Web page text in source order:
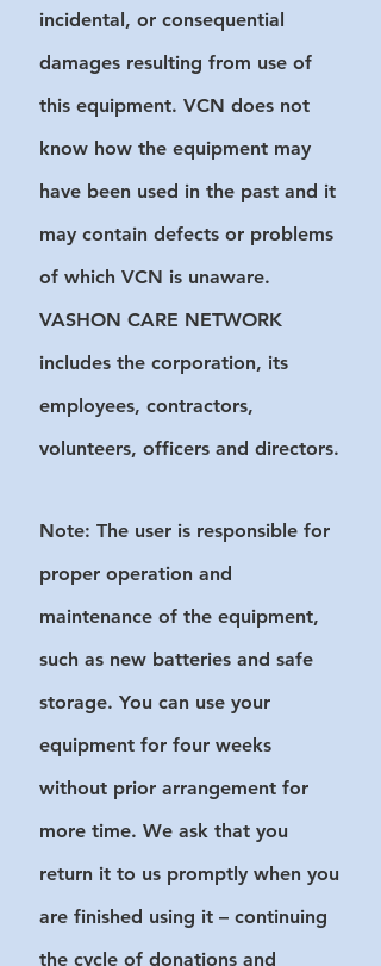
incidental, or consequential
damages resulting from use of
this equipment. VCN does not
know how the equipment may
have been used in the past and it
may contain defects or problems
of which VCN is unaware.
VASHON CARE NETWORK
includes the corporation, its
employees, contractors,
volunteers, officers and directors.
Note: The user is responsible for
proper operation and
maintenance of the equipment,
such as new batteries and safe
storage. You can use your
equipment for four weeks
without prior arrangement for
more time. We ask that you
return it to us promptly when you
are finished using it – continuing
the cycle of donations and